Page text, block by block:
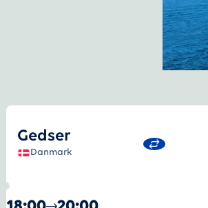
Gedser Rostock
Gedser
Danmark